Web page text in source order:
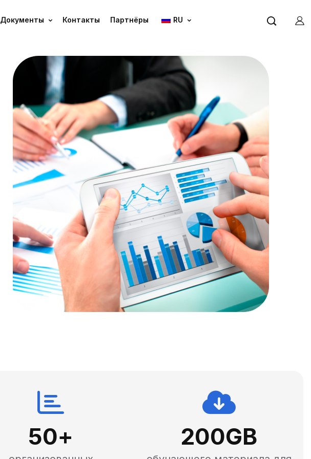
Документы Контакты Партнёры RU
50+ 200GB